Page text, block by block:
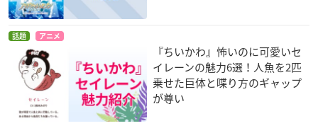
話題 アニメ
『ちいかわ』怖いのに可愛いセ
イレーンの魅力6選！人魚を2匹
乗せた巨体と喋り方のギャップ
が尊い